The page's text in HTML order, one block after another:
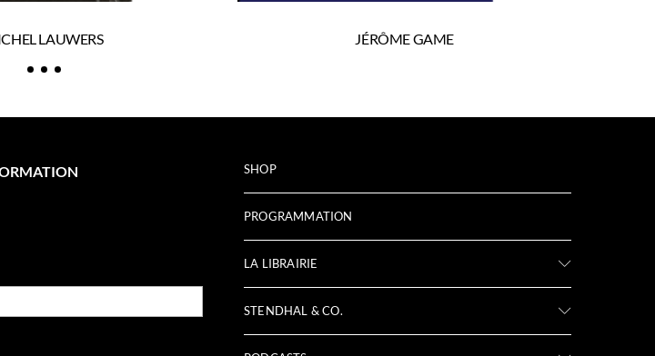
LAUWERS JÉRÔME GAME
SHOP
PROGRAMMATION
LA LIBRAIRIE
STENDHAL & CO.